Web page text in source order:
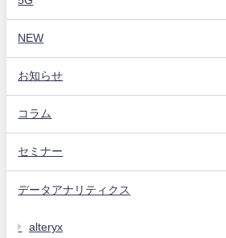
NEW
お知らせ
コラム
セミナー
データアナリティクス
alteryx